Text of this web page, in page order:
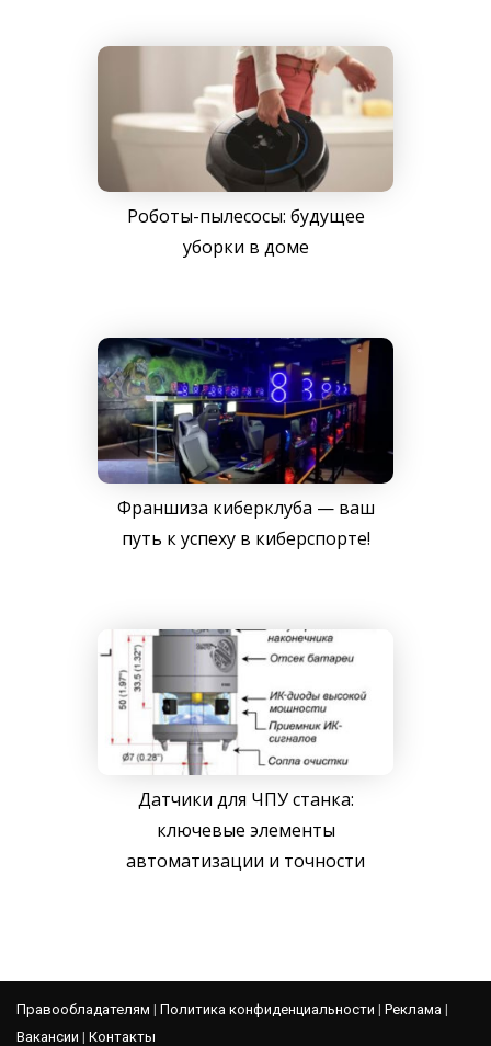
Роботы-пылесосы: будущее
уборки в доме
Франшиза киберклуба — ваш
путь к успеху в киберспорте!
Датчики для ЧПУ станка:
ключевые элементы
автоматизации и точности
Правообладателям | Политика конфиденциальности | Реклама |
Вакансии | Контакты